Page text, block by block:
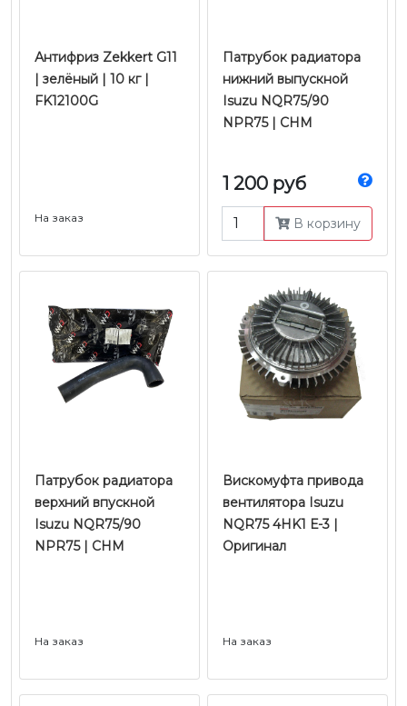
Антифриз Zekkert G11
| зелёный | 10 кг |
FK12100G
На заказ
Патрубок радиатора
нижний выпускной
Isuzu NQR75/90
NPR75 | CHM
1 200 руб
В корзину
Патрубок радиатора
верхний впускной
Isuzu NQR75/90
NPR75 | CHM
На заказ
Вискомуфта привода
вентилятора Isuzu
NQR75 4HK1 Е-3 |
Оригинал
На заказ